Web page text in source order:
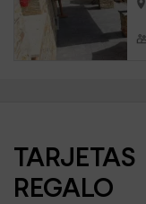
TARJETAS
REGALO